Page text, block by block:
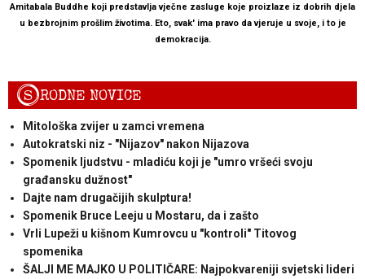
Amitabala Buddhe koji predstavlja vječne zasluge koje proizlaze iz dobrih djela
u bezbrojnim prošlim životima. Eto, svak' ima pravo da vjeruje u svoje, i to je
demokracija.
SRODNE NOVICE
Mitološka zvijer u zamci vremena
Autokratski niz - "Nijazov" nakon Nijazova
Spomenik ljudstvu - mladiću koji je "umro vršeći svoju
građansku dužnost"
Dajte nam drugačijih skulptura!
Spomenik Bruce Leeju u Mostaru, da i zašto
Vrli Lupeži u kišnom Kumrovcu u "kontroli" Titovog
spomenika
ŠALJI ME MAJKO U POLITIČARE: Najpokvareniji svjetski lideri